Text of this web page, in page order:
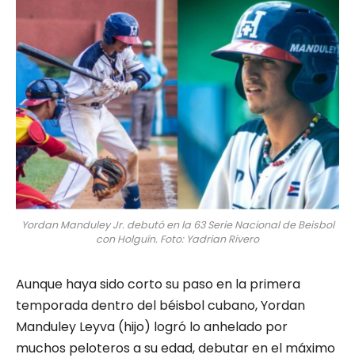
Yordan Manduley Jr. debutó en la 63 Serie Nacional de Beisbol
con Holguín. Foto: Yadrian Rivero
Aunque haya sido corto su paso en la primera
temporada dentro del béisbol cubano, Yordan
Manduley Leyva (hijo) logró lo anhelado por
muchos peloteros a su edad, debutar en el máximo